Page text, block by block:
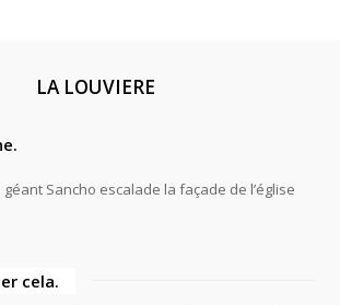
LA LOUVIERE
Sancho escalade la façade de l’église
cela.